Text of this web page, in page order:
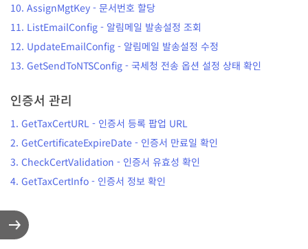
10. AssignMgtKey - 문서번호 할당
11. ListEmailConfig - 알림메일 발송설정 조회
12. UpdateEmailConfig - 알림메일 발송설정 수정
13. GetSendToNTSConfig - 국세청 전송 옵션 설정 상태 확인
인증서 관리
1. GetTaxCertURL - 인증서 등록 팝업 URL
2. GetCertificateExpireDate - 인증서 만료일 확인
3. CheckCertValidation - 인증서 유효성 확인
4. GetTaxCertInfo - 인증서 정보 확인